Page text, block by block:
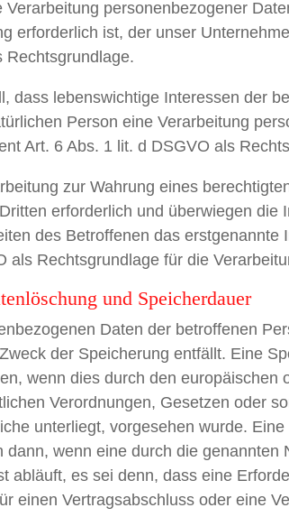
Verarbeitung personenbezogener
erforderlich ist, der unser
Rechtsgrundlage.
dass lebenswichtige Interessen der
Person eine Verarbeitung
Art. 6 Abs. 1 lit. d DSGVO als
zur Wahrung eines
erforderlich und überwiegen die
des Betroffenen das erstgenannte
als Rechtsgrundlage für die
und Speicherdauer
Daten der betroffenen
der Speicherung entfällt. Eine
wenn dies durch den europäischen
Verordnungen, Gesetzen oder
unterliegt, vorgesehen wurde.
dann, wenn eine durch die genannten
abläuft, es sei denn, dass eine
einen Vertragsabschluss oder eine